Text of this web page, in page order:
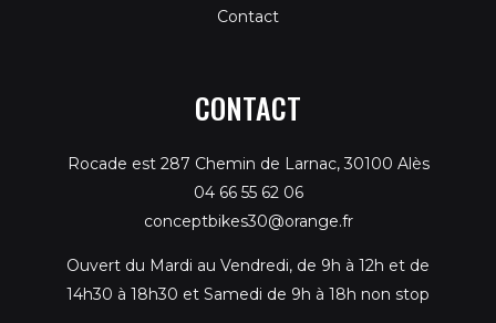
Contact
CONTACT
Rocade est 287 Chemin de Larnac, 30100 Alès
04 66 55 62 06
conceptbikes30@orange.fr
Ouvert du Mardi au Vendredi, de 9h à 12h et de
14h30 à 18h30 et Samedi de 9h à 18h non stop